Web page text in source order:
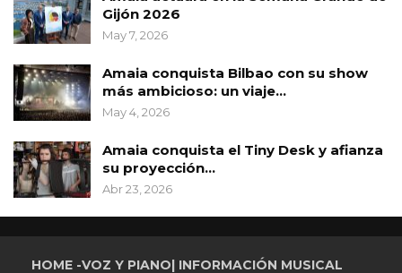
Gijón 2026
May 7, 2026
Amaia conquista Bilbao con su show
más ambicioso: un viaje…
May 4, 2026
Amaia conquista el Tiny Desk y afianza
su proyección…
Abr 23, 2026
HOME -VOZ Y PIANO| INFORMACIÓN MUSICAL